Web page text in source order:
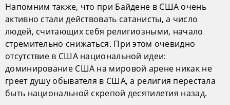
Напомним также, что при Байдене в США очень
активно стали действовать сатанисты, а число
людей, считающих себя религиозными, начало
стремительно снижаться. При этом очевидно
отсутствие в США национальной идеи:
доминирование США на мировой арене никак не
греет душу обывателя в США, а религия перестала
быть национальной скрепой десятилетия назад.